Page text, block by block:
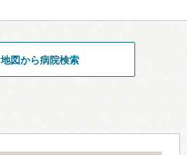
地図から病院検索